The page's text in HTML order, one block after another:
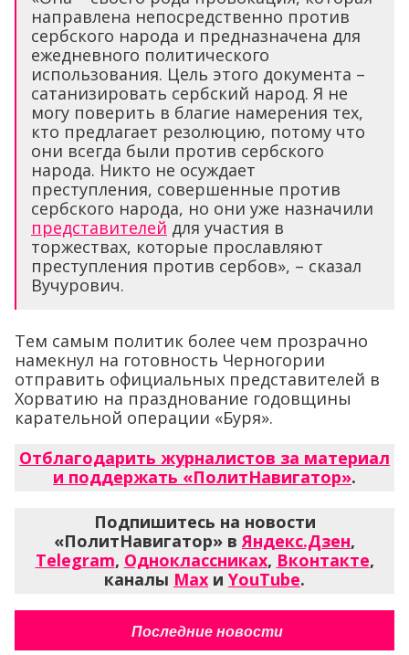
направлена непосредственно против
сербского народа и предназначена для
ежедневного политического
использования. Цель этого документа –
сатанизировать сербский народ. Я не
могу поверить в благие намерения тех,
кто предлагает резолюцию, потому что
они всегда были против сербского
народа. Никто не осуждает
преступления, совершенные против
сербского народа, но они уже назначили
представителей для участия в
торжествах, которые прославляют
преступления против сербов», – сказал
Вучурович.
Тем самым политик более чем прозрачно
намекнул на готовность Черногории
отправить официальных представителей в
Хорватию на празднование годовщины
карательной операции «Буря».
Отблагодарить журналистов за материал
и поддержать «ПолитНавигатор».
Подпишитесь на новости
«ПолитНавигатор» вЯндекс.Дзен,
Telegram, Одноклассниках, Вконтакте,
каналы Max и YouTube.
Последние новости